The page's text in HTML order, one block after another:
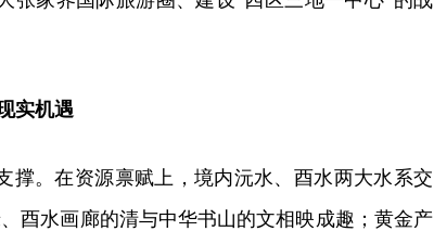
实机遇
撑。在资源禀赋上，境内沅水、酉水两大水系交
酉水画廊的清与中华书山的文相映成趣；黄金产